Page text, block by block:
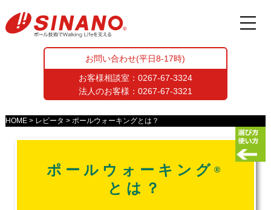
お問い合わせ(平日8-17時)
お客様相談室： 0267-67-3324
法人のお客様： 0267-67-3321
HOME レビータ ポールウォーキングとは？
ポールウォーキング®
とは？